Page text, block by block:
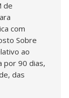
de
com
Sobre
ao
por 90 dias,
das